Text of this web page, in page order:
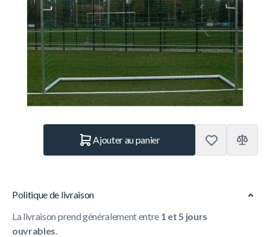
599.– € En stock
Options personnalisables:
EXTRA MONTAGE DOELNET
Ajouter au panier
Politique de livraison
La livraison prend généralement entre 1 et 5 jours
ouvrables.